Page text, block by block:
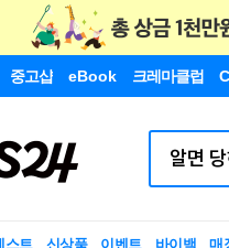
중고샵 eBook 크레마클럽
스트 신상품 이벤트 바이백 매